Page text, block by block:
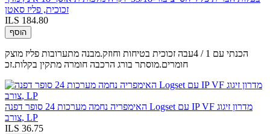
זכוכית, פליז סאטן
ILS 184.80
הוסף
הכנתי עם 1 / 4עבה זכוכית בטיחות וחוזק.מבנה מתערובות פליז מוצק
חומרים.מוסתר בורג הרכבה חומרה מתקין בקלות.זכ
האימפריה נחמה מערכות 24 סופר דפנה Logset עם IP VF מדרון זיגוג
צורב, LP
ILS 36.75